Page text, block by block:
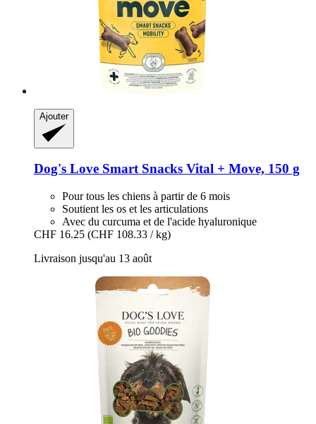
Ajouter
Dog's Love Smart Snacks Vital + Move, 150 g
Pour tous les chiens à partir de 6 mois
Soutient les os et les articulations
Avec du curcuma et de l'acide hyaluronique
CHF 16.25 (CHF 108.33 / kg)
Livraison jusqu'au 13 août